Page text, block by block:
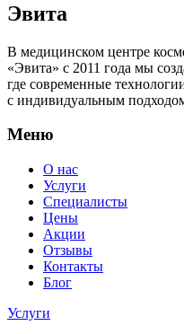
Эвита
В медицинском центре
«Эвита» с 2011 года мы
где современные
с индивидуальным
Меню
О нас
Услуги
Специалисты
Цены
Акции
Отзывы
Контакты
Блог
Услуги